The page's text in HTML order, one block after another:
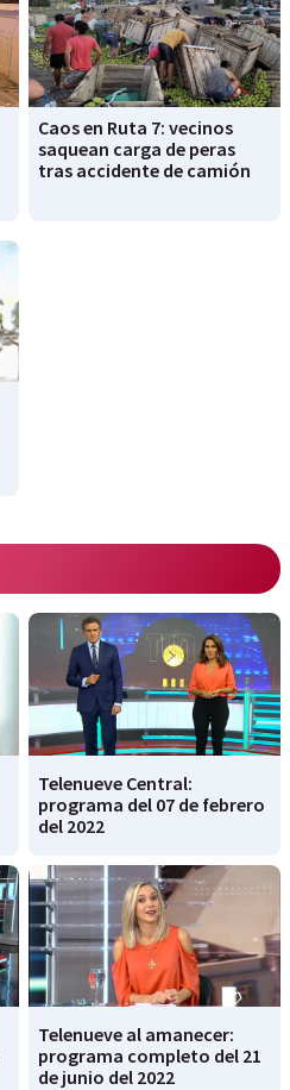
Caos en Ruta 7: vecinos
saquean carga de peras
tras accidente de camión
Telenueve Central:
programa del 07 de febrero
del 2022
Telenueve al amanecer:
programa completo del 21
de junio del 2022